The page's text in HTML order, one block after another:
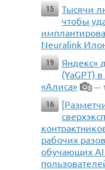
15
Тысячи
чтобы
Neuralink
19
Яндекс»
(YaGPT)
«Алиса»
2 —
16
рабочих
обучающих AI